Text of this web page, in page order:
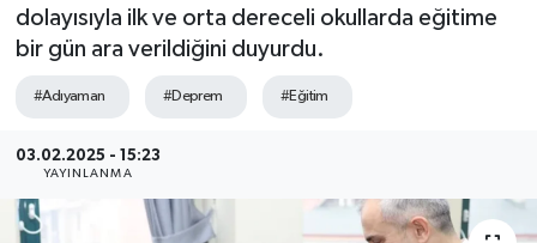
dolayısıyla ilk ve orta dereceli okullarda eğitime
bir gün ara verildiğini duyurdu.
#Adıyaman #Deprem #Eğitim
03.02.2025 - 15:23
YAYINLANMA
Gündem
Magazin
Sağlık
Son Dakika Haberleri
Haber Arşivi